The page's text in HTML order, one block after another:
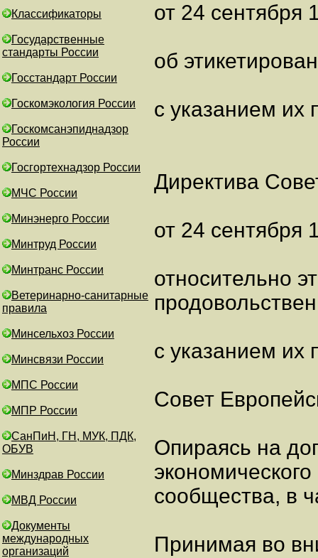
Классификаторы
Государственные
стандарты России
Госстандарт России
Госкомэкология России
Госкомсанэпиднадзор
России
Госгортехнадзор России
МЧС России
Минэнерго России
Минтруд России
Минтранс России
Ветеринарно-санитарные
правила
Минсельхоз России
Минсвязи России
МПС России
МПР России
СанПиН, ГН, МУК, ПДК,
ОБУВ
Минздрав России
МВД России
Документы
международных
организаций
от 24 сентября
об
с указанием их
Директива
от 24 сентября
относительно
с указанием их
Совет
Опираясь на
экономического
сообщества, в
Принимая во